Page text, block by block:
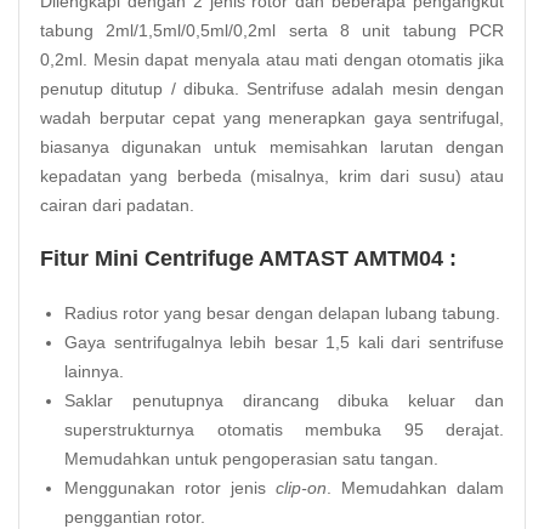
tabung 2ml/1,5ml/0,5ml/0,2ml serta 8 unit tabung PCR
0,2ml. Mesin dapat menyala atau mati dengan otomatis jika
penutup ditutup / dibuka. Sentrifuse adalah mesin dengan
wadah berputar cepat yang menerapkan gaya sentrifugal,
biasanya digunakan untuk memisahkan larutan dengan
kepadatan yang berbeda (misalnya, krim dari susu) atau
cairan dari padatan.
Fitur Mini Centrifuge AMTAST AMTM04 :
Radius rotor yang besar dengan delapan lubang tabung.
Gaya sentrifugalnya lebih besar 1,5 kali dari sentrifuse
lainnya.
Saklar penutupnya dirancang dibuka keluar dan
superstrukturnya otomatis membuka 95 derajat.
Memudahkan untuk pengoperasian satu tangan.
Menggunakan rotor jenis clip-on . Memudahkan dalam
penggantian rotor.